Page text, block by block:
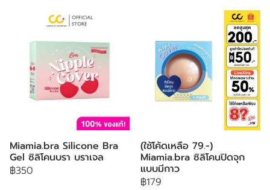
Miamia.bra Silicone Bra
Gel ซิลิโคนบรา บราเจล
฿350
(ใช้โค้ดเหลือ 79.-)
Miamia.bra ซิลิโคนปิดจุก
แบบมีกาว
฿179